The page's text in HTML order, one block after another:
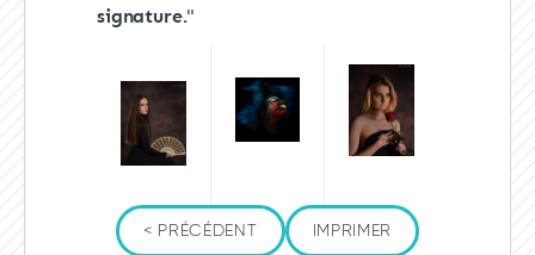
signature."
< PRÉCÉDENT IMPRIMER